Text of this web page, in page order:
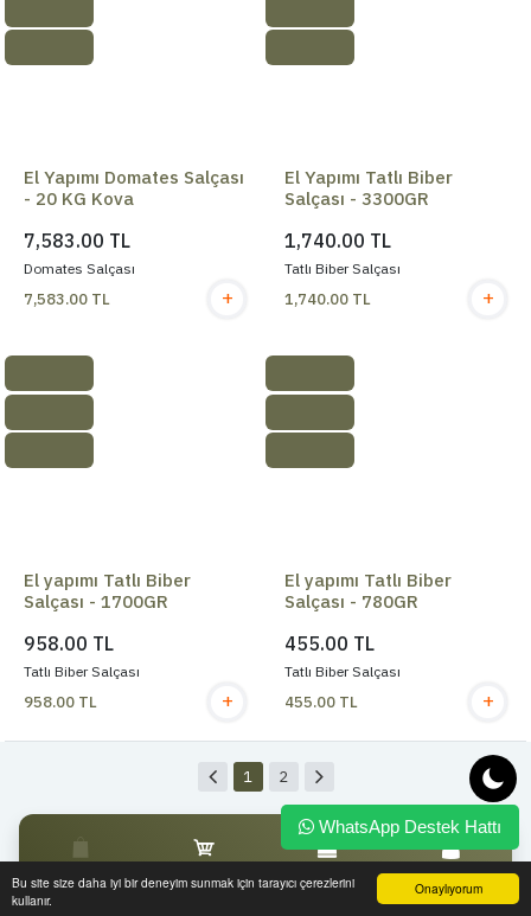
Onaylıyorum
Bu site size daha iyi bir deneyim sunmak için tarayıcı çerezlerini
kullanır.
El Yapımı Domates Salçası
- 20 KG Kova
7,583.00 TL
Domates Salçası
7,583.00 TL +
El Yapımı Tatlı Biber
Salçası - 3300GR
1,740.00 TL
Tatlı Biber Salçası
1,740.00 TL +
El yapımı Tatlı Biber
Salçası - 1700GR
958.00 TL
Tatlı Biber Salçası
958.00 TL +
El yapımı Tatlı Biber
Salçası - 780GR
455.00 TL
Tatlı Biber Salçası
455.00 TL +
1 2
Hesabım
WhatsApp Destek Hattı